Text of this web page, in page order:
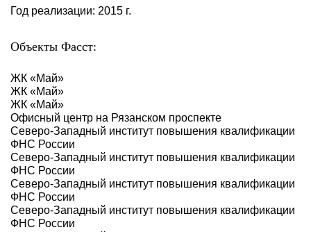
Год реализации: 2015 г.
Объекты Фасст:
ЖК «Май»
ЖК «Май»
ЖК «Май»
Офисный центр на Рязанском проспекте
Северо-Западный институт повышения квалификации
ФНС России
Северо-Западный институт повышения квалификации
ФНС России
Северо-Западный институт повышения квалификации
ФНС России
Северо-Западный институт повышения квалификации
ФНС России